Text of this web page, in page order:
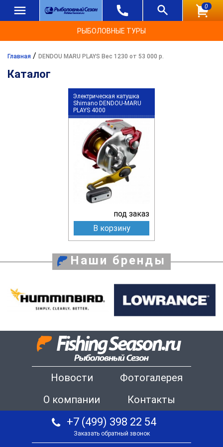
0
РЫБОЛОВНЫЕ ТУРЫ
Главная / DENDOU MARU PLAYS Вес 1230 от 53 000 р.
Каталог
Электрическая катушка
Shimano DENDOU-MARU
PLAYS 4000
под заказ
В корзину
Наши бренды
Новости
Фотогалерея
О компании
Контакты
+7 (499) 398 22 54
Заказать обратный звонок